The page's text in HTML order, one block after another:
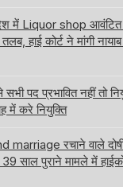
में Liquor shop
हाई कोर्ट ने मांगी
पद प्रभावित नहीं तो
में करे नियुक्ति
marriage रचाने वाले
साल पुराने मामले में